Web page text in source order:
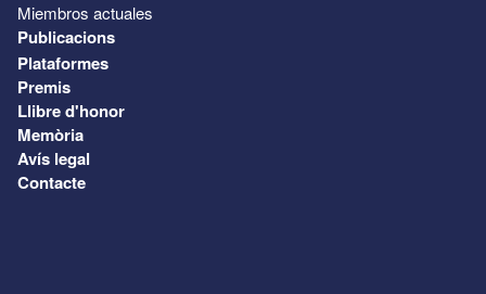
Miembros actuales
Publicacions
Plataformes
Premis
Llibre d'honor
Memòria
Avís legal
Contacte